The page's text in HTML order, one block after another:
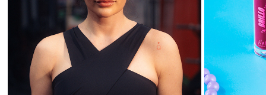
CORAJE BY LINA TEJEIRO